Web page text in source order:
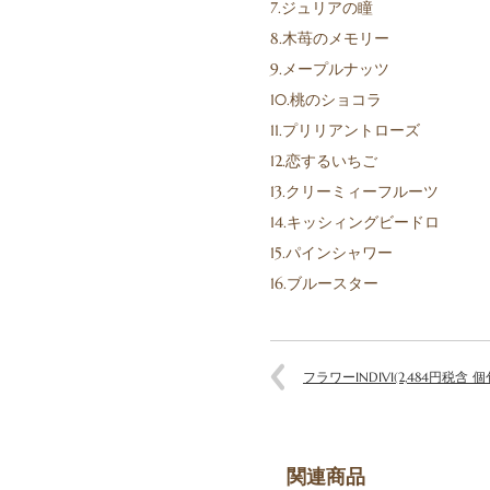
7.ジュリアの瞳
8.木苺のメモリー
9.メープルナッツ
10.桃のショコラ
11.プリリアントローズ
12.恋するいちご
13.クリーミィーフルーツ
14.キッシィングビードロ
15.パインシャワー
16.ブルースター
フラワーINDIVI(2,484円税含 個
関連商品